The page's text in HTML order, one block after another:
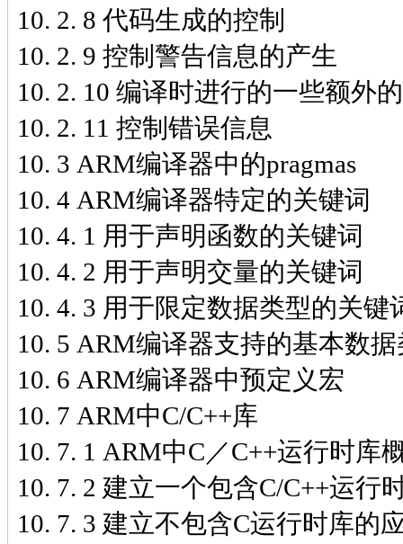
10. 2. 8 代码生成的控制
10. 2. 9 控制警告信息的产生
10. 2. 10 编译时进行的一些额外
10. 2. 11 控制错误信息
10. 3 ARM编译器中的pragmas
10. 4 ARM编译器特定的关键词
10. 4. 1 用于声明函数的关键词
10. 4. 2 用于声明交量的关键词
10. 4. 3 用于限定数据类型的关键
10. 5 ARM编译器支持的基本数
10. 6 ARM编译器中预定义宏
10. 7 ARM中C/C++库
10. 7. 1 ARM中C／C++运行时库
10. 7. 2 建立一个包含C/C++运行
10. 7. 3 建立不包含C运行时库的